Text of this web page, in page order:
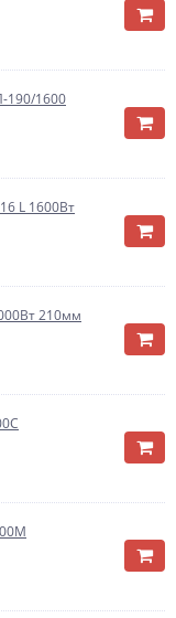
190/1600
L 1600Вт
210мм